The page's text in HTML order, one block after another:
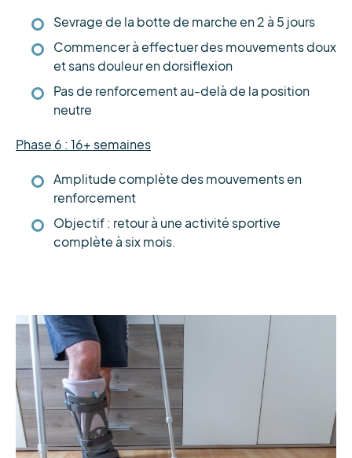
Sevrage de la botte de marche en 2 à 5 jours
Commencer à effectuer des mouvements doux
et sans douleur en dorsiflexion
Pas de renforcement au-delà de la position
neutre
Phase 6 : 16+ semaines
Amplitude complète des mouvements en
renforcement
Objectif : retour à une activité sportive
complète à six mois.